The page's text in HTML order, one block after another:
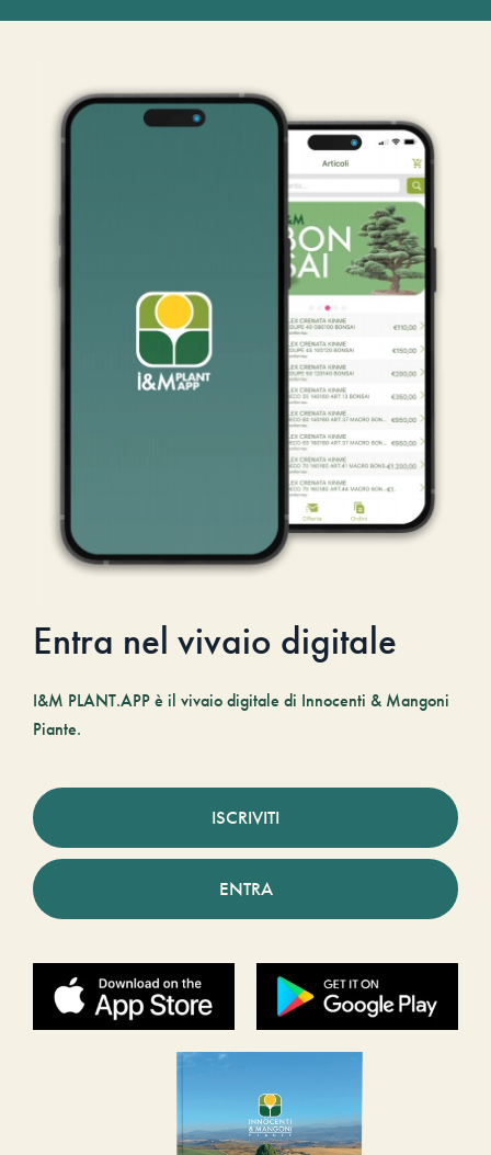
Entra nel vivaio digitale
I&M PLANT.APP è il vivaio digitale di Innocenti & Mangoni
Piante.
ISCRIVITI
ENTRA